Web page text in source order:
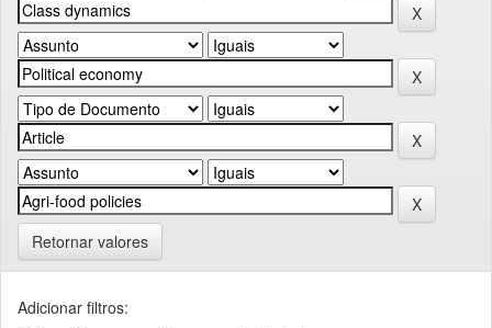
Retornar valores
Adicionar filtros: